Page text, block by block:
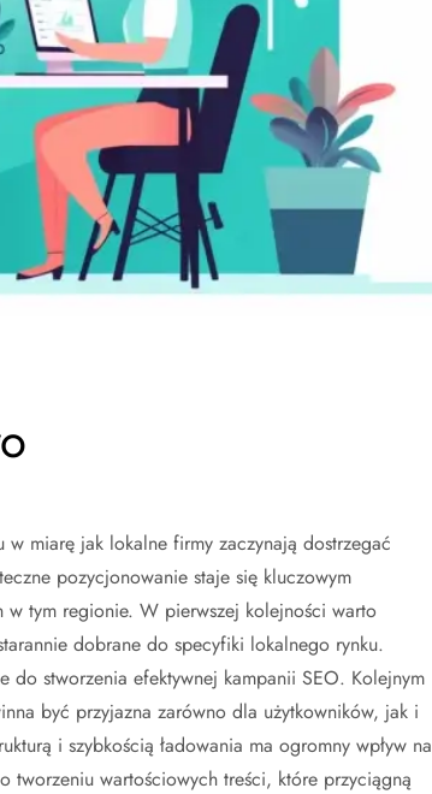
miarę jak lokalne firmy zaczynają dostrzegać
pozycjonowanie staje się kluczowym
w tym regionie. W pierwszej kolejności warto
dobrane do specyfiki lokalnego rynku.
stworzenia efektywnej kampanii SEO. Kolejnym
być przyjazna zarówno dla użytkowników, jak i
i szybkością ładowania ma ogromny wpływ na
tworzeniu wartościowych treści, które przyciągną